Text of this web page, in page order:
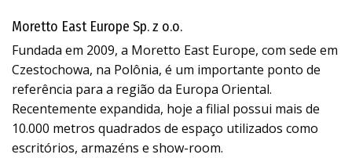
Moretto East Europe Sp. z o.o.
Fundada em 2009, a Moretto East Europe, com sede em
Czestochowa, na Polônia, é um importante ponto de
referência para a região da Europa Oriental.
Recentemente expandida, hoje a filial possui mais de
10.000 metros quadrados de espaço utilizados como
escritórios, armazéns e show-room.